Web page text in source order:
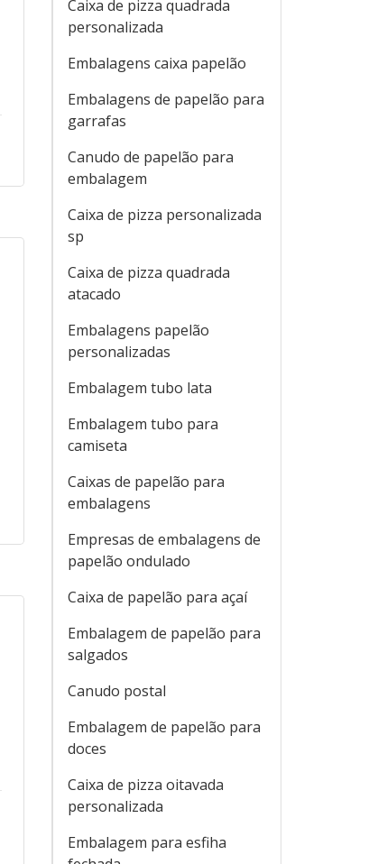
Caixa de pizza quadrada
personalizada
Embalagens caixa papelão
Embalagens de papelão para
garrafas
Canudo de papelão para
embalagem
Caixa de pizza personalizada
sp
Caixa de pizza quadrada
atacado
Embalagens papelão
personalizadas
Embalagem tubo lata
Embalagem tubo para
camiseta
Caixas de papelão para
embalagens
Empresas de embalagens de
papelão ondulado
Caixa de papelão para açaí
Embalagem de papelão para
salgados
Canudo postal
Embalagem de papelão para
doces
Caixa de pizza oitavada
personalizada
Embalagem para esfiha